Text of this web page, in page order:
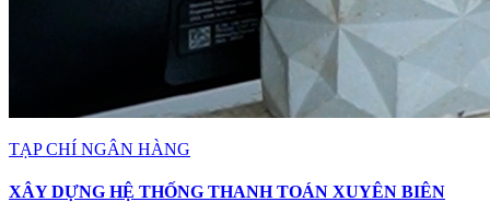
TẠP CHÍ NGÂN HÀNG
XÂY DỰNG HỆ THỐNG THANH TOÁN XUYÊN BIÊN